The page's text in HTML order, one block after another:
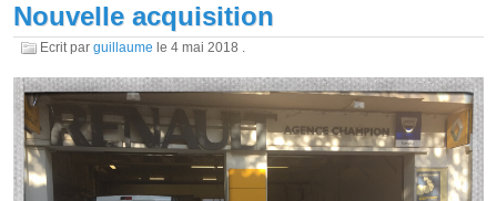
Nouvelle acquisition
Ecrit par guillaume le 4 mai 2018 .